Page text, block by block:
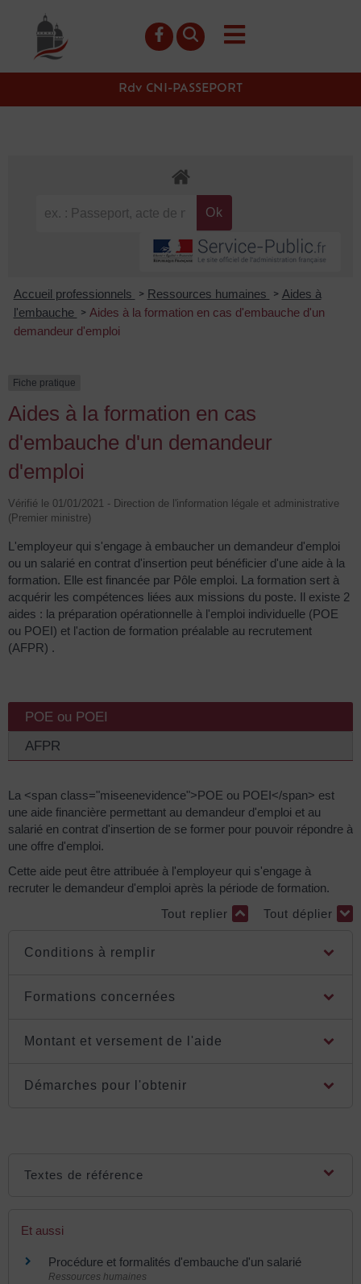
principal
Rdv CNI-PASSEPORT
Accueil professionnels > Ressources humaines > Aides à
l'embauche
> Aides à la formation en cas d'embauche d'un
demandeur d'emploi
Fiche pratique
Aides à la formation en cas
d'embauche d'un demandeur
d'emploi
Vérifié le 01/01/2021 - Direction de l'information légale et administrative
(Premier ministre)
L'employeur qui s'engage à embaucher un demandeur d'emploi
ou un salarié en contrat d'insertion peut bénéficier d'une aide à la
formation. Elle est financée par Pôle emploi. La formation sert à
acquérir les compétences liées aux missions du poste. Il existe 2
aides : la préparation opérationnelle à l'emploi individuelle (POE
ou POEI) et l'action de formation préalable au recrutement
(AFPR) .
POE ou POEI
AFPR
La <span class="miseenevidence">POE ou POEI</span> est
une aide financière permettant au demandeur d'emploi et au
salarié en contrat d'insertion de se former pour pouvoir répondre à
une offre d'emploi.
Cette aide peut être attribuée à l'employeur qui s'engage à
recruter le demandeur d'emploi après la période de formation.
Tout replier
Tout déplier
Conditions à remplir
Formations concernées
Montant et versement de l'aide
Démarches pour l'obtenir
Textes de référence
Et aussi
Procédure et formalités d'embauche d'un salarié
Ressources humaines